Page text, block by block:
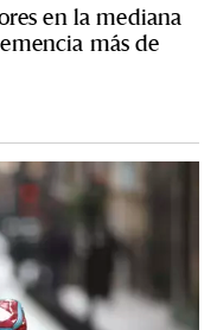
en la mediana
más de